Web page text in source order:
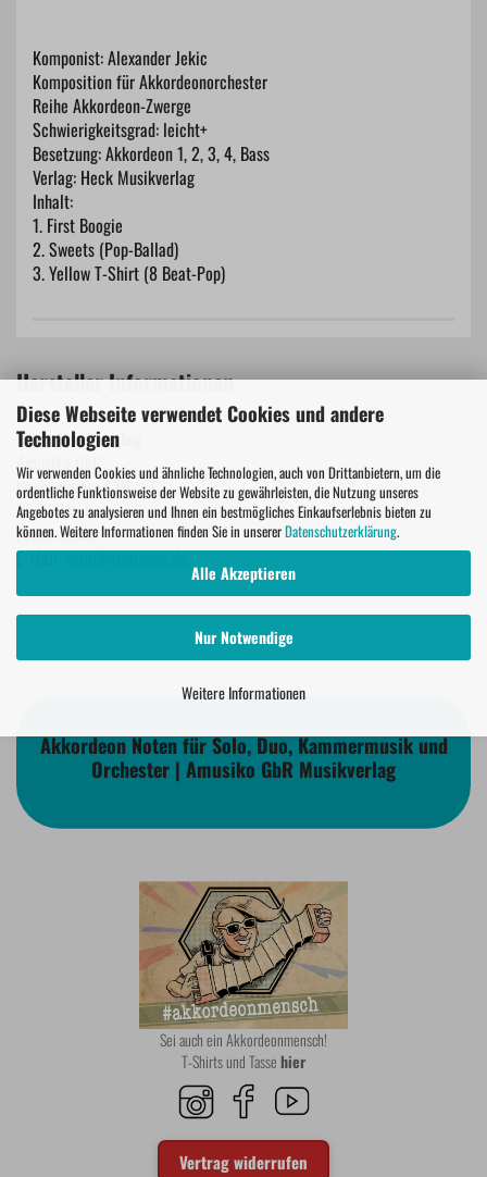
Diese Webseite verwendet Cookies und andere
Technologien
Wir verwenden Cookies und ähnliche Technologien, auch von Drittanbietern, um die
ordentliche Funktionsweise der Website zu gewährleisten, die Nutzung unseres
Angebotes zu analysieren und Ihnen ein bestmögliches Einkaufserlebnis bieten zu
können. Weitere Informationen finden Sie in unsererDatenschutzerklärung.
Alle Akzeptieren
Nur Notwendige
Weitere Informationen
Komponist: Alexander Jekic
Komposition für Akkordeonorchester
Reihe Akkordeon-Zwerge
Schwierigkeitsgrad: leicht+
Besetzung: Akkordeon 1, 2, 3, 4, Bass
Verlag: Heck Musikverlag
Inhalt:
1. First Boogie
2. Sweets (Pop-Ballad)
3. Yellow T-Shirt (8 Beat-Pop)
Hersteller Informationen
Heck Musikverlag
Amusiko GbR
Bachackerweg 39
45772 Marl
Deutschland
E-Mail:info@amusiko.de
Akkordeon Noten für Solo, Duo, Kammermusik und
Orchester | Amusiko GbR Musikverlag
Sei auch ein Akkordeonmensch!
T-Shirts und Tassehier
Vertrag widerrufen